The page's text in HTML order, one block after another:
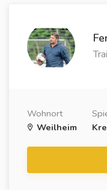
Wohnort
Weilheim